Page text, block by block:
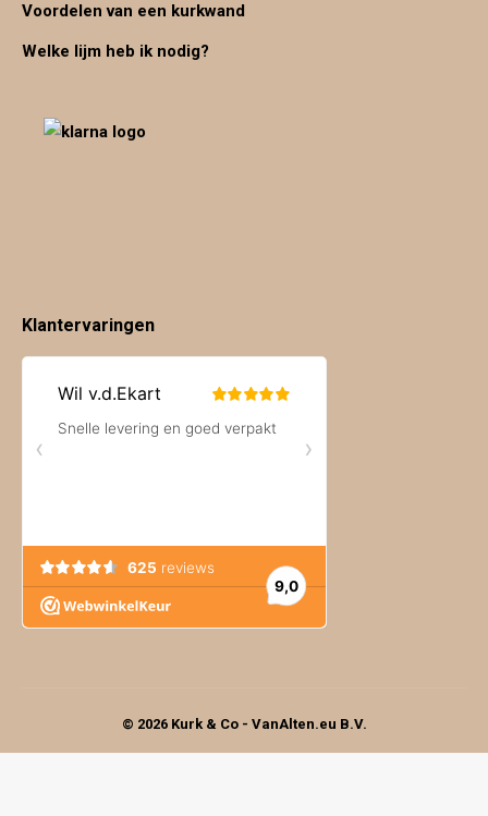
Voordelen van een kurkwand
Welke lijm heb ik nodig?
Klantervaringen
© 2026 Kurk & Co - VanAlten.eu B.V.